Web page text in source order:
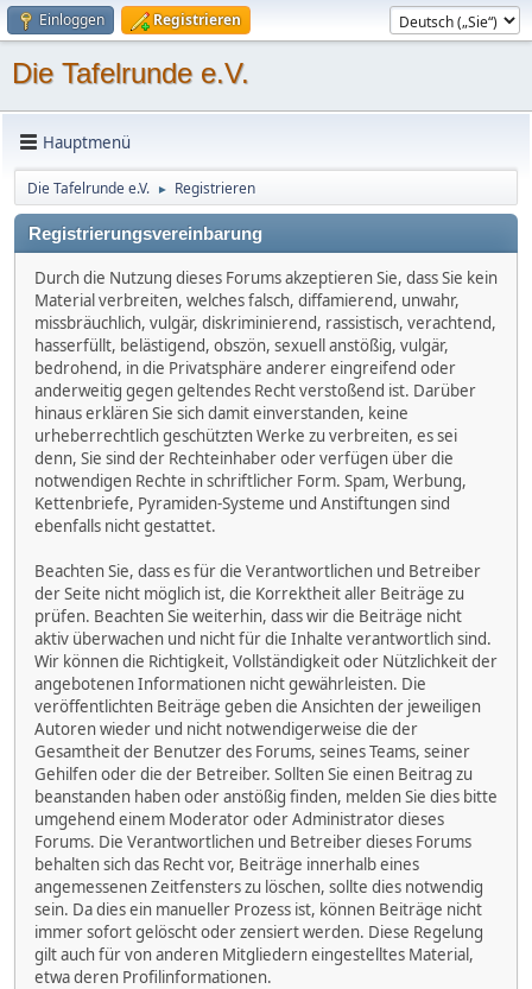
Einloggen Registrieren
Die Tafelrunde e.V.
Hauptmenü
Die Tafelrunde e.V. ► Registrieren
Registrierungsvereinbarung
Durch die Nutzung dieses Forums akzeptieren Sie, dass Sie kein
Material verbreiten, welches falsch, diffamierend, unwahr,
missbräuchlich, vulgär, diskriminierend, rassistisch, verachtend,
hasserfüllt, belästigend, obszön, sexuell anstößig, vulgär,
bedrohend, in die Privatsphäre anderer eingreifend oder
anderweitig gegen geltendes Recht verstoßend ist. Darüber
hinaus erklären Sie sich damit einverstanden, keine
urheberrechtlich geschützten Werke zu verbreiten, es sei
denn, Sie sind der Rechteinhaber oder verfügen über die
notwendigen Rechte in schriftlicher Form. Spam, Werbung,
Kettenbriefe, Pyramiden-Systeme und Anstiftungen sind
ebenfalls nicht gestattet.
Beachten Sie, dass es für die Verantwortlichen und Betreiber
der Seite nicht möglich ist, die Korrektheit aller Beiträge zu
prüfen. Beachten Sie weiterhin, dass wir die Beiträge nicht
aktiv überwachen und nicht für die Inhalte verantwortlich sind.
Wir können die Richtigkeit, Vollständigkeit oder Nützlichkeit der
angebotenen Informationen nicht gewährleisten. Die
veröffentlichten Beiträge geben die Ansichten der jeweiligen
Autoren wieder und nicht notwendigerweise die der
Gesamtheit der Benutzer des Forums, seines Teams, seiner
Gehilfen oder die der Betreiber. Sollten Sie einen Beitrag zu
beanstanden haben oder anstößig finden, melden Sie dies bitte
umgehend einem Moderator oder Administrator dieses
Forums. Die Verantwortlichen und Betreiber dieses Forums
behalten sich das Recht vor, Beiträge innerhalb eines
angemessenen Zeitfensters zu löschen, sollte dies notwendig
sein. Da dies ein manueller Prozess ist, können Beiträge nicht
immer sofort gelöscht oder zensiert werden. Diese Regelung
gilt auch für von anderen Mitgliedern eingestelltes Material,
etwa deren Profilinformationen.